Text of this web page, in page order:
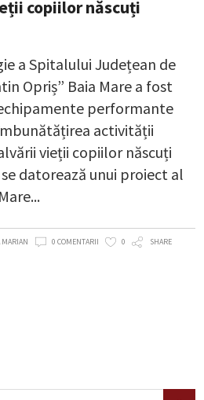
copiilor născuți
a Spitalului Județean de
Opriș” Baia Mare a fost
performante
activității
vieții copiilor născuți
datorează unui proiect al
MARIAN 0 COMENTARII 0 SHARE